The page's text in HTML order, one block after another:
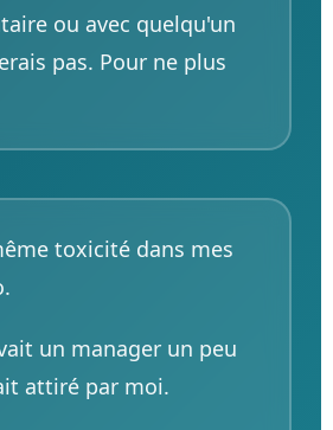
ou avec quelqu'un
pas. Pour ne plus
toxicité dans mes
un manager un peu
attiré par moi.